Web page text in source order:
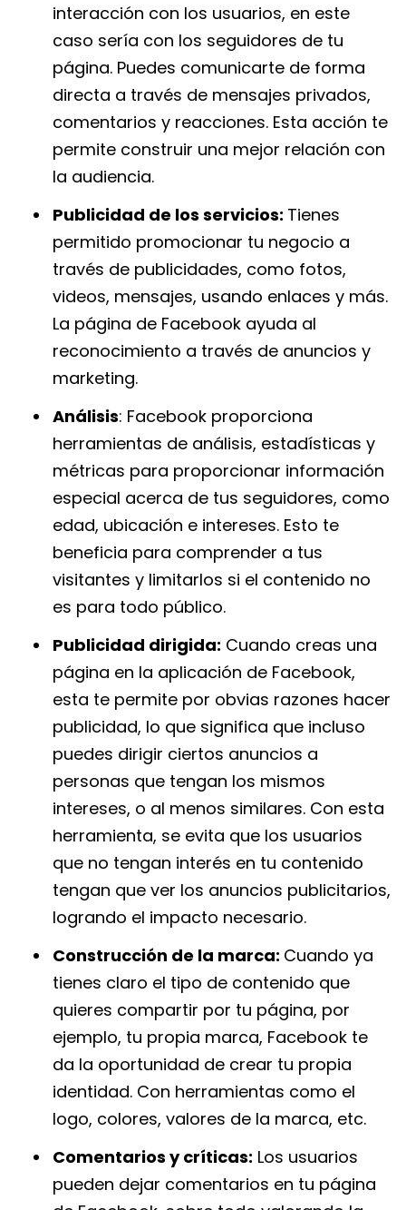
interacción con los usuarios, en este
caso sería con los seguidores de tu
página. Puedes comunicarte de forma
directa a través de mensajes privados,
comentarios y reacciones. Esta acción te
permite construir una mejor relación con
la audiencia.
Publicidad de los servicios: Tienes
permitido promocionar tu negocio a
través de publicidades, como fotos,
videos, mensajes, usando enlaces y más.
La página de Facebook ayuda al
reconocimiento a través de anuncios y
marketing.
Análisis: Facebook proporciona
herramientas de análisis, estadísticas y
métricas para proporcionar información
especial acerca de tus seguidores, como
edad, ubicación e intereses. Esto te
beneficia para comprender a tus
visitantes y limitarlos si el contenido no
es para todo público.
Publicidad dirigida: Cuando creas una
página en la aplicación de Facebook,
esta te permite por obvias razones hacer
publicidad, lo que significa que incluso
puedes dirigir ciertos anuncios a
personas que tengan los mismos
intereses, o al menos similares. Con esta
herramienta, se evita que los usuarios
que no tengan interés en tu contenido
tengan que ver los anuncios publicitarios,
logrando el impacto necesario.
Construcción de la marca: Cuando ya
tienes claro el tipo de contenido que
quieres compartir por tu página, por
ejemplo, tu propia marca, Facebook te
da la oportunidad de crear tu propia
identidad. Con herramientas como el
logo, colores, valores de la marca, etc.
Comentarios y críticas: Los usuarios
pueden dejar comentarios en tu página